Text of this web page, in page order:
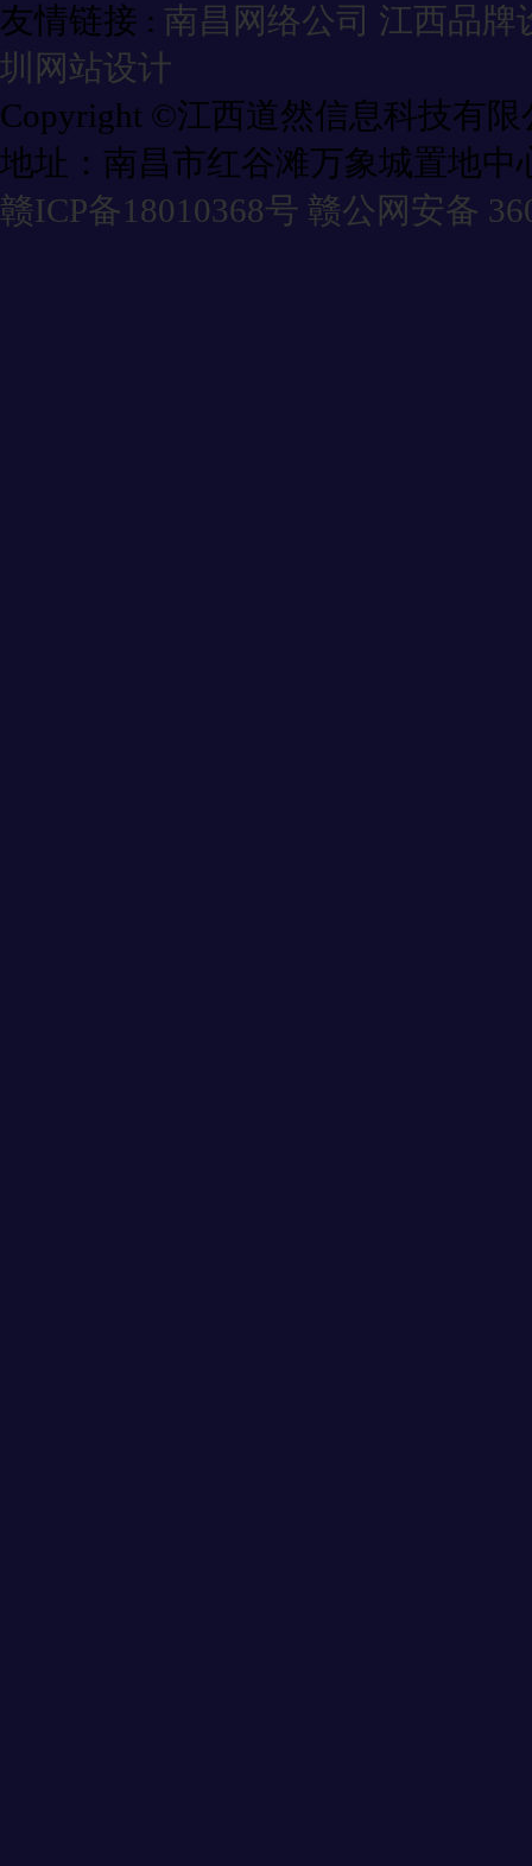
友情链接 : 南昌网络公司 江西品牌
圳网站设计
Copyright ©江西道然信息科技有限
地址：南昌市红谷滩万象城置地中
赣ICP备18010368号 赣公网安备